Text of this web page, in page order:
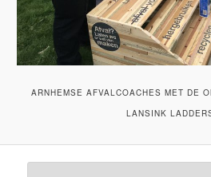
ARNHEMSE AFVALCOACHES MET DE
LANSINK